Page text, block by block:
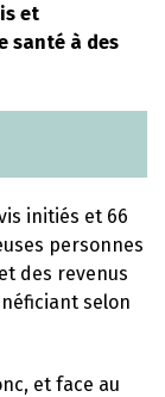
et
santé à des
initiés et 66
personnes
des revenus
selon
et face au